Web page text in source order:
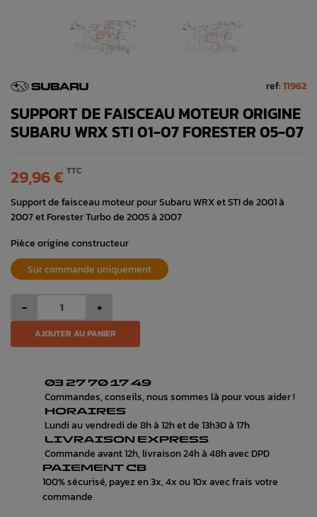
ref:11962
SUPPORT DE FAISCEAU MOTEUR ORIGINE
SUBARU WRX STI 01-07 FORESTER 05-07
29,96 € TTC
Support de faisceau moteur pour Subaru WRX et STI de 2001 à
2007 et Forester Turbo de 2005 à 2007
Pièce origine constructeur
Sur commande uniquement
- +
AJOUTER AU PANIER
03 27 70 17 49
Commandes, conseils, nous sommes là pour vous aider !
HORAIRES
Lundi au vendredi de 8h à 12h et de 13h30 à 17h
LIVRAISON EXPRESS
Commande avant 12h, livraison 24h à 48h avec DPD
PAIEMENT CB
100% sécurisé, payez en 3x, 4x ou 10x avec frais votre
commande